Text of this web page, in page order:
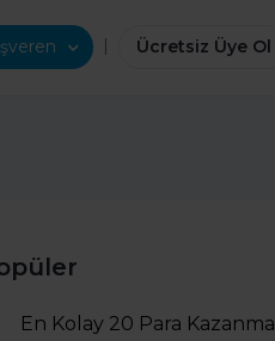
| Ücretsiz Üye Ol
En Kolay 20 Para Kazanma